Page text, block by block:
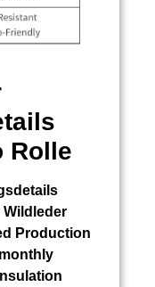
Rolle
Wildleder
Production